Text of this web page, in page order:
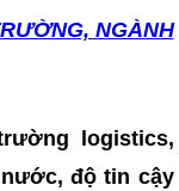
NGÀNH
logistics,
độ tin cậy